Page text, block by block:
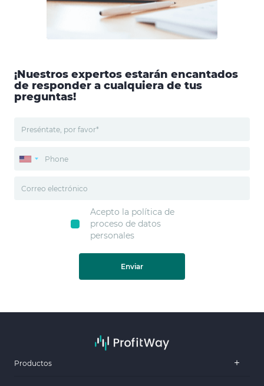
¡Nuestros expertos estarán encantados
de responder a cualquiera de tus
preguntas!
Acepto la política de
proceso de datos
personales
Enviar
Productos